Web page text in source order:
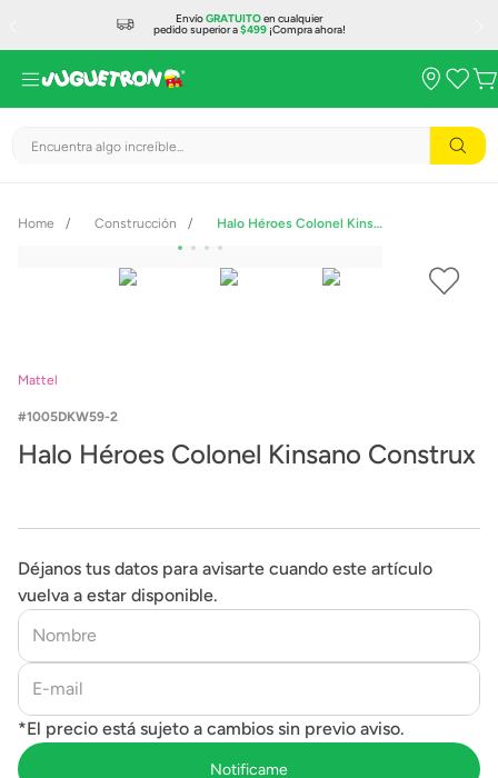
EnvíoGRATUITOen cualquier
pedido superior a$499¡Compra ahora!
Encuentra algo increíble...
Construcción Halo Héroes Colonel Kinsano Construx
Mattel
1005DKW59-2
Halo Héroes Colonel Kinsano Construx
Déjanos tus datos para avisarte cuando este artículo
vuelva a estar disponible.